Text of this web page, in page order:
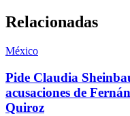
Relacionadas
México
Pide Claudia
acusaciones de
Quiroz